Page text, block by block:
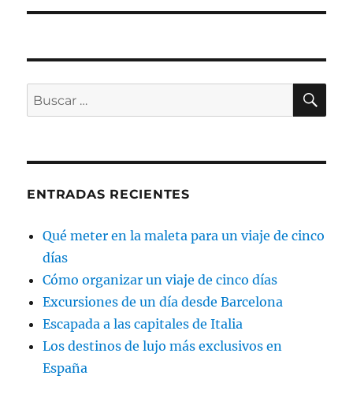
Buscar
por:
ENTRADAS RECIENTES
Qué meter en la maleta para un viaje de cinco
días
Cómo organizar un viaje de cinco días
Excursiones de un día desde Barcelona
Escapada a las capitales de Italia
Los destinos de lujo más exclusivos en
España